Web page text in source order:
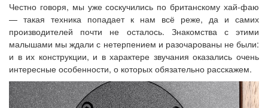
Честно говоря, мы уже соскучились по британскому хай-фаю
— такая техника попадает к нам всё реже, да и самих
производителей почти не осталось. Знакомства с этими
малышами мы ждали с нетерпением и разочарованы не были:
и в их конструкции, и в характере звучания оказались очень
интересные особенности, о которых обязательно расскажем.